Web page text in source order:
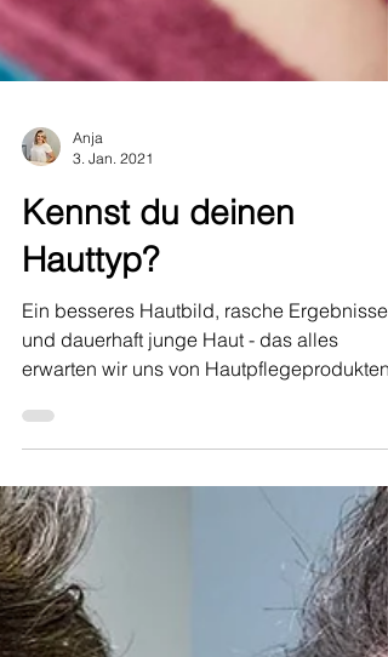
Anja
3. Jan. 2021
Kennst du deinen
Hauttyp?
Ein besseres Hautbild, rasche Ergebnisse
und dauerhaft junge Haut - das alles
erwarten wir uns von Hautpflegeprodukten.